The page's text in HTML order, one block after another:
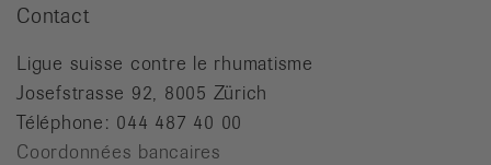
Contact
Ligue suisse contre le rhumatisme
Josefstrasse 92, 8005 Zürich
Téléphone: 044 487 40 00
Coordonnées bancaires